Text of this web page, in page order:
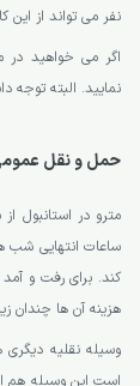
نفر می تواند از این
اگر می خواهید در
نمایید. البته توجه
حمل و نقل
مترو در استانبول
ساعات انتهایی شب
کند. برای رفت و آمد
هزینه آن ها چندان
وسیله نقلیه دیگری